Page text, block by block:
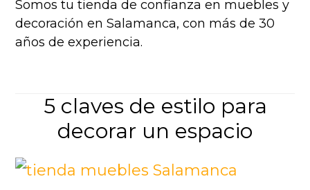
Somos tu tienda de confianza en muebles y
decoración en Salamanca, con más de 30
años de experiencia.
5 claves de estilo para
decorar un espacio